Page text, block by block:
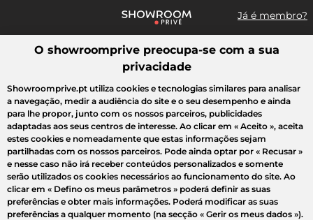
Já é membro?
Pesquisar uma marca, um artigo, uma venda...
Todas as vendas Moda Desporto Casa Criança Beleza
O showroomprive preocupa-se com a sua
privacidade
Showroomprive.pt utiliza cookies e tecnologias similares para analisar
a navegação, medir a audiência do site e o seu desempenho e ainda
para lhe propor, junto com os nossos parceiros, publicidades
adaptadas aos seus centros de interesse. Ao clicar em « Aceito », aceita
estes cookies e nomeadamente que estas informações sejam
partilhadas com os nossos parceiros. Pode ainda optar por « Recusar »
e nesse caso não irá receber conteúdos personalizados e somente
serão utilizados os cookies necessários ao funcionamento do site. Ao
clicar em « Defino os meus parâmetros » poderá definir as suas
preferências e obter mais informações. Poderá modificar as suas
preferências a qualquer momento (na secção « Gerir os meus dados »).